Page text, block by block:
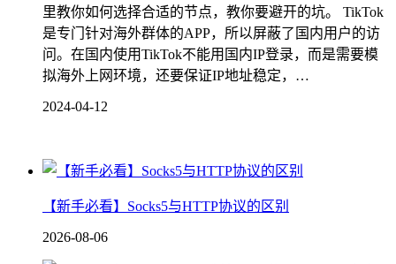
里教你如何选择合适的节点，教你要避开的坑。 TikTok
是专门针对海外群体的APP，所以屏蔽了国内用户的访
问。在国内使用TikTok不能用国内IP登录，而是需要模
拟海外上网环境，还要保证IP地址稳定，…
2024-04-12
【新手必看】Socks5与HTTP协议的区别
2026-08-06